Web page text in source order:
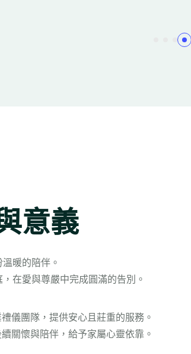
意義
暖的陪伴。
在愛與尊嚴中完成圓滿的告別。
儀團隊，提供安心且莊重的服務。
關懷與陪伴，給予家屬心靈依靠。